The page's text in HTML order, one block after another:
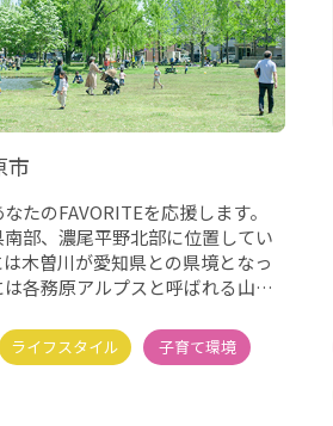
市
たのFAVORITEを応援します。
部、濃尾平野北部に位置してい
木曽川が愛知県との県境となっ
各務原アルプスと呼ばれる山々